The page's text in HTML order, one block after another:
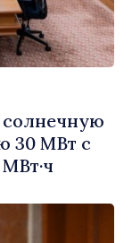
солнечную
30 МВт с